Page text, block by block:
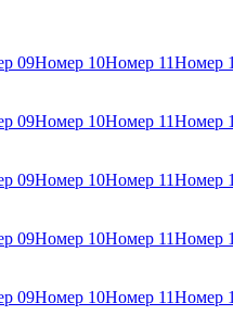
09Номер 10Номер 11Номер
09Номер 10Номер 11Номер
09Номер 10Номер 11Номер
09Номер 10Номер 11Номер
09Номер 10Номер 11Номер